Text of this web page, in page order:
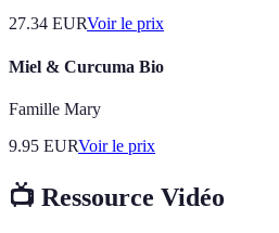
27.34 EURVoir le prix
Miel & Curcuma Bio
Famille Mary
9.95 EURVoir le prix
📺 Ressource Vidéo